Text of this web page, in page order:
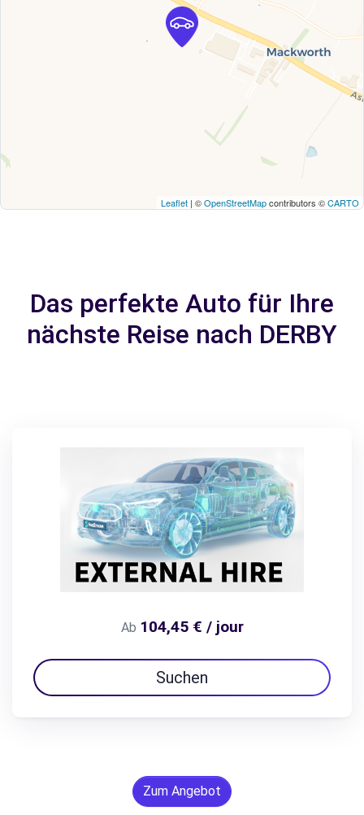
Leaflet | ©OpenStreetMapcontributors ©CARTO
Das perfekte Auto für Ihre
nächste Reise nach DERBY
Ab 104,45 € / jour
Suchen
Zum Angebot